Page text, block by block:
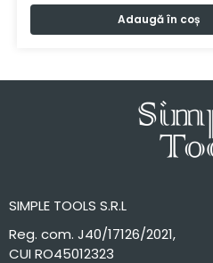
Adaugă în coș
SIMPLE TOOLS S.R.L
Reg. com. J40/17126/2021,
CUI RO45012323